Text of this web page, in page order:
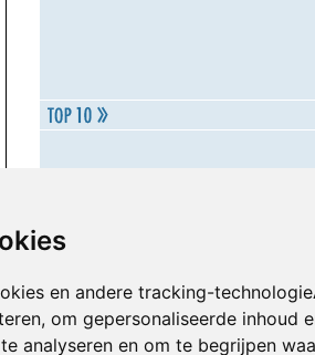
en andere tracking-
om gepersonaliseerde inhoud
analyseren en om te begrijpen